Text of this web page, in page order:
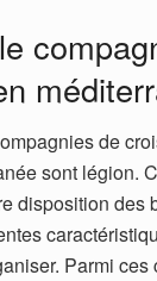
de
sont légion.
disposition des
Parmi ces